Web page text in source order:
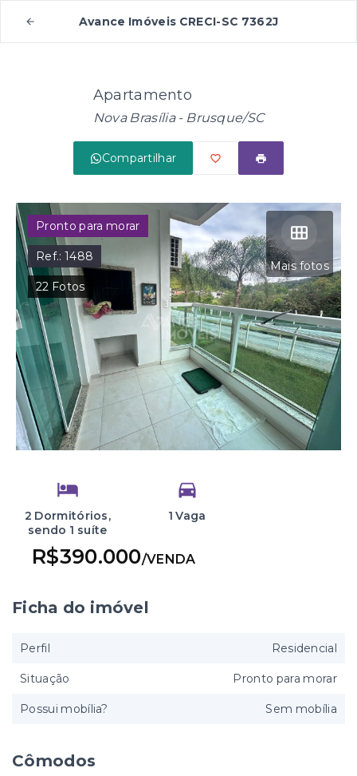
Avance Imóveis CRECI-SC 7362J
Apartamento
Nova Brasília - Brusque/SC
Compartilhar
Mais fotos
Pronto para morar
Ref.:1488
22 Fotos
2 Dormitórios,
sendo 1 suíte
1 Vaga
R$390.000/VENDA
Cômodos
Ficha do imóvel
Perfil Residencial
Situação Pronto para morar
Possui mobília? Sem mobília